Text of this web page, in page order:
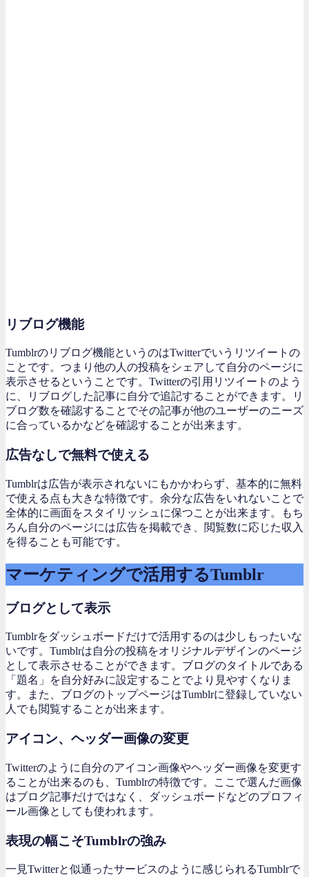
リブログ機能
Tumblrのリブログ機能というのはTwitterでいうリツイートの
ことです。つまり他の人の投稿をシェアして自分のページに
表示させるということです。Twitterの引用リツイートのよう
に、リブログした記事に自分で追記することができます。リ
ブログ数を確認することでその記事が他のユーザーのニーズ
に合っているかなどを確認することが出来ます。
広告なしで無料で使える
Tumblrは広告が表示されないにもかかわらず、基本的に無料
で使える点も大きな特徴です。余分な広告をいれないことで
全体的に画面をスタイリッシュに保つことが出来ます。もち
ろん自分のページには広告を掲載でき、閲覧数に応じた収入
を得ることも可能です。
マーケティングで活用するTumblr
ブログとして表示
Tumblrをダッシュボードだけで活用するのは少しもったいな
いです。Tumblrは自分の投稿をオリジナルデザインのページ
として表示させることができます。ブログのタイトルである
「題名」を自分好みに設定することでより見やすくなりま
す。また、ブログのトップページはTumblrに登録していない
人でも閲覧することが出来ます。
アイコン、ヘッダー画像の変更
Twitterのように自分のアイコン画像やヘッダー画像を変更す
ることが出来るのも、Tumblrの特徴です。ここで選んだ画像
はブログ記事だけではなく、ダッシュボードなどのプロフィ
ール画像としても使われます。
表現の幅こそTumblrの強み
一見Twitterと似通ったサービスのように感じられるTumblrで